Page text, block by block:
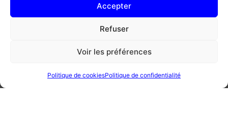
Accepter
Refuser
Voir les préférences
Politique de cookiesPolitique de confidentialité
Les mixers avec un peu de jus
coulis, puis passer au chinois